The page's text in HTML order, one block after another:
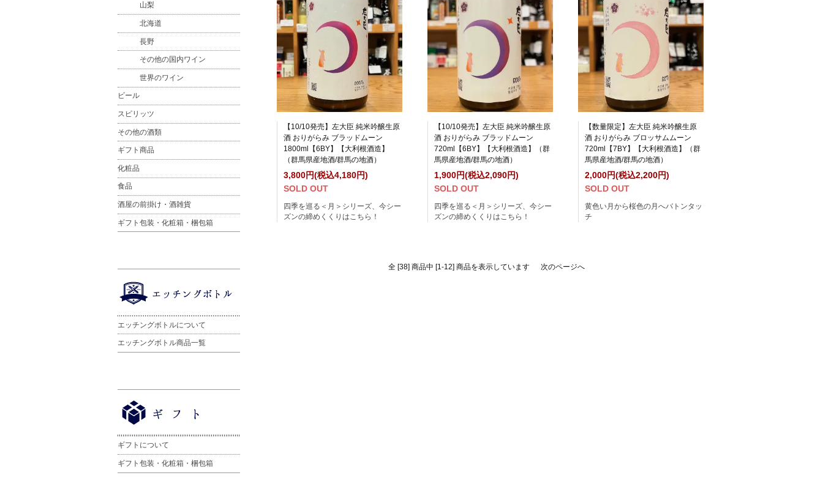
【10/10発売】左大臣 純米吟醸生原
酒 おりがらみ ブラッドムーン
1800ml【6BY】【大利根酒造】
（群馬県産地酒/群馬の地酒）
3,800円(税込4,180円)
SOLD OUT
四季を巡る＜月＞シリーズ、今シー
ズンの締めくくりはこちら！
【10/10発売】左大臣 純米吟醸生原
酒 おりがらみ ブラッドムーン
720ml【6BY】【大利根酒造】（群
馬県産地酒/群馬の地酒）
1,900円(税込2,090円)
SOLD OUT
四季を巡る＜月＞シリーズ、今シー
ズンの締めくくりはこちら！
【数量限定】左大臣 純米吟醸生原
酒 おりがらみ ブロッサムムーン
720ml【7BY】【大利根酒造】（群
馬県産地酒/群馬の地酒）
2,000円(税込2,200円)
SOLD OUT
黄色い月から桜色の月へバトンタッ
チ
全 [38] 商品中 [1-12] 商品を表示しています 次のページへ
山梨
北海道
長野
その他の国内ワイン
世界のワイン
ビール
スピリッツ
その他の酒類
ギフト商品
化粧品
食品
酒屋の前掛け・酒雑貨
ギフト包装・化粧箱・梱包箱
エッチングボトルについて
エッチングボトル商品一覧
ギフトについて
ギフト包装・化粧箱・梱包箱